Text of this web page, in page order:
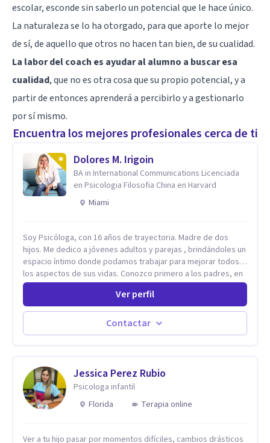
escolar, esconde sin saberlo un potencial que le hace único.
La naturaleza se lo ha otorgado, para que aporte lo mejor
de sí, de aquello que otros no hacen tan bien, de su cualidad.
La labor del coach es ayudar al alumno a buscar esa
cualidad, que no es otra cosa que su propio potencial, y a
partir de entonces aprenderá a percibirlo y a gestionarlo
por sí mismo.
Encuentra los mejores profesionales cerca de ti
Dolores M. Irigoin
BA in International Communications Licenciada
en Psicologia Filosofia China en Harvard
Miami
Soy Psicóloga, con 16 años de trayectoria. Madre de dos
hijos. Me dedico a jóvenes adultos y parejas , brindándoles un
espacio íntimo donde podamos trabajar para mejorar todos
los aspectos de sus vidas. Conozco primero a los padres, en
el caso de niños u adolescentes, para luego seguir la terapia
con sus hijos, apuntalándolos en su futuro personal,
universitario y profesional, siempre conteniendo
paralelamente a los padres y brindándoles un espacio de
seguridad. Hago terapia de pareja y adultos con método
Ver perfil
Contactar
Jessica Perez Rubio
Psicologa infantil
Florida
Terapia online
Ver a tu hijo pasar por momentos difíciles, cambios drásticos